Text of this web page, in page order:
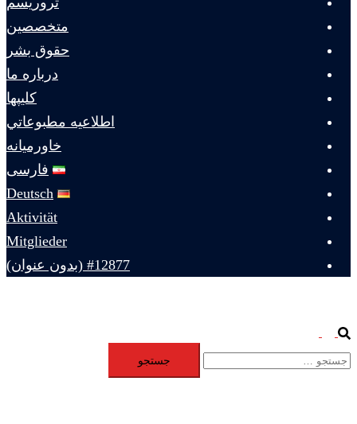
متخصصين
حقوق بشر
درباره ما
كليپها
اطلاعيه مطبوعاتي
خاورميانه
فارسی
Deutsch
Aktivität
Mitglieder
#12877 (بدون عنوان)
Search
menuجستجو
برای: